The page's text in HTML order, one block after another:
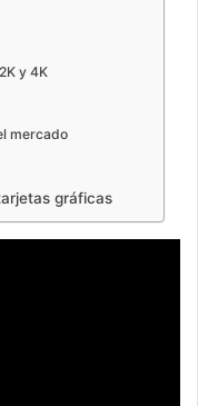
y 4K
mercado
gráficas